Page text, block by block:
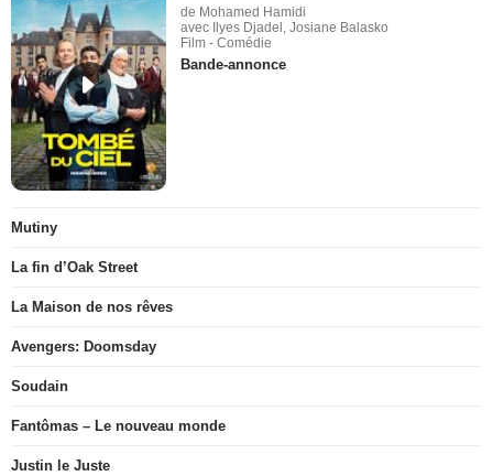
de Mohamed Hamidi
avec Ilyes Djadel, Josiane Balasko
Film - Comédie
Bande-annonce
Mutiny
La fin d’Oak Street
La Maison de nos rêves
Avengers: Doomsday
Soudain
Fantômas – Le nouveau monde
Justin le Juste